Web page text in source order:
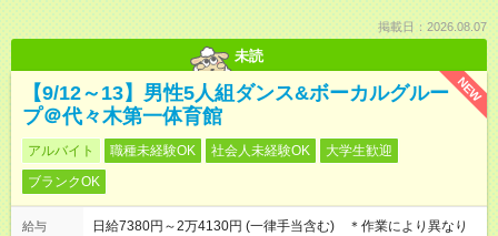
掲載日：2026.08.07
未読
NEW
【9/12～13】男性5人組ダンス&ボーカルグルー
プ＠代々木第一体育館
アルバイト 職種未経験OK 社会人未経験OK
大学生歓迎
ブランクOK
給与
日給7380円～2万4130円 (一律手当含む) ＊作業により異なり